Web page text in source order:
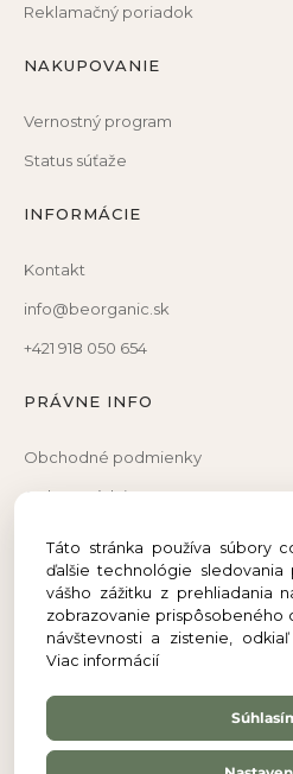
Reklamačný poriadok
NAKUPOVANIE
Vernostný program
Status súťaže
INFORMÁCIE
Kontakt
info@beorganic.sk
+421 918 050 654
PRÁVNE INFO
Obchodné podmienky
Ochrana údajov
Reklamačný formulár
Odstúpenie od zmluvy
Táto stránka používa súbory
ďalšie technológie sledovania
vášho zážitku z prehliadania
zobrazovanie prispôsobeného
návštevnosti a zistenie,
Viac informácií